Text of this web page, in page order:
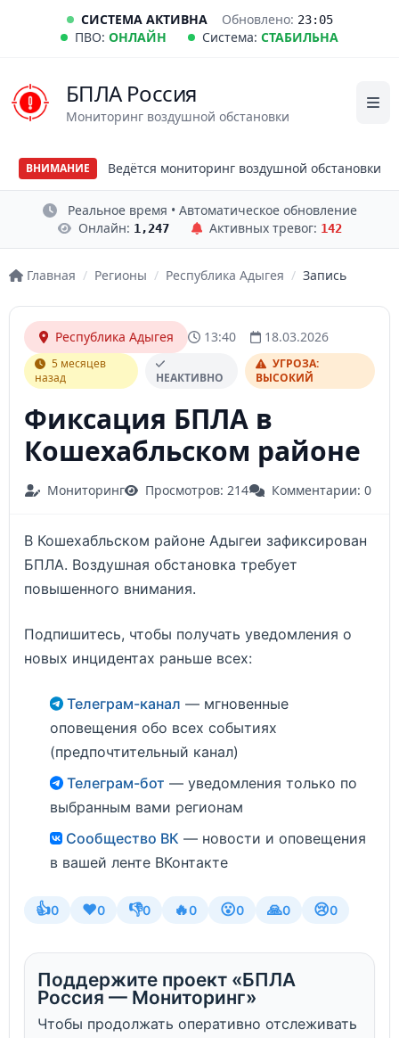
СИСТЕМА АКТИВНА Обновлено: 23:05
ПВО: ОНЛАЙН Система: СТАБИЛЬНА
БПЛА Россия
Мониторинг воздушной обстановки
ВНИМАНИЕ Ведётся мониторинг воздушной обстановки
Реальное время • Автоматическое обновление
Онлайн: 1,247 Активных тревог: 142
Главная / Регионы / Республика Адыгея / Запись
Республика Адыгея 13:40 18.03.2026
5 месяцев
назад
НЕАКТИВНО
УГРОЗА:
ВЫСОКИЙ
Фиксация БПЛА в
Кошехабльском районе
Мониторинг Просмотров: 214 Комментарии: 0
В Кошехабльском районе Адыгеи зафиксирован
БПЛА. Воздушная обстановка требует
повышенного внимания.
Подпишитесь, чтобы получать уведомления о
новых инцидентах раньше всех:
Телеграм-канал — мгновенные
оповещения обо всех событиях
(предпочтительный канал)
Телеграм-бот — уведомления только по
выбранным вами регионам
Сообщество ВК — новости и оповещения
в вашей ленте ВКонтакте
👍0 ❤️0 👎0 🔥0 😮0 🙏0 😢0
Поддержите проект «БПЛА
Россия — Мониторинг»
Чтобы продолжать оперативно отслеживать